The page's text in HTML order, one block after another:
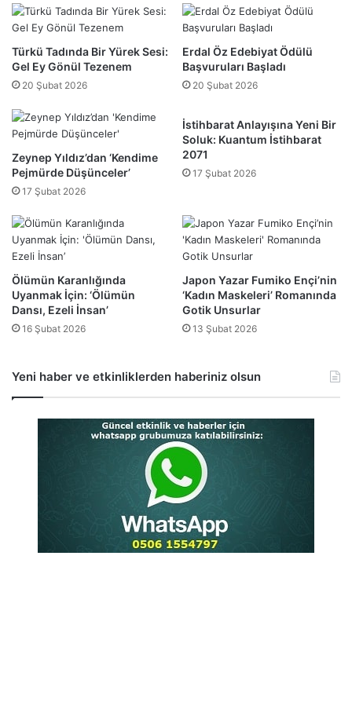
Türkü Tadında Bir Yürek Sesi:
Gel Ey Gönül Tezenem
20 Şubat 2026
Erdal Öz Edebiyat Ödülü
Başvuruları Başladı
20 Şubat 2026
Zeynep Yıldız’dan ‘Kendime
Pejmürde Düşünceler’
17 Şubat 2026
İstihbarat Anlayışına Yeni Bir
Soluk: Kuantum İstihbarat
2071
17 Şubat 2026
Ölümün Karanlığında
Uyanmak İçin: ‘Ölümün
Dansı, Ezeli İnsan’
16 Şubat 2026
Japon Yazar Fumiko Ençi’nin
‘Kadın Maskeleri’ Romanında
Gotik Unsurlar
13 Şubat 2026
Yeni haber ve etkinliklerden haberiniz olsun